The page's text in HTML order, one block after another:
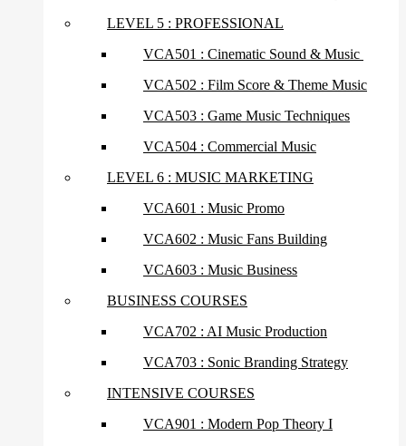
LEVEL 5 : PROFESSIONAL
VCA501 : Cinematic Sound & Music
VCA502 : Film Score & Theme Music
VCA503 : Game Music Techniques
VCA504 : Commercial Music
LEVEL 6 : MUSIC MARKETING
VCA601 : Music Promo
VCA602 : Music Fans Building
VCA603 : Music Business
BUSINESS COURSES
VCA702 : AI Music Production
VCA703 : Sonic Branding Strategy
INTENSIVE COURSES
VCA901 : Modern Pop Theory I